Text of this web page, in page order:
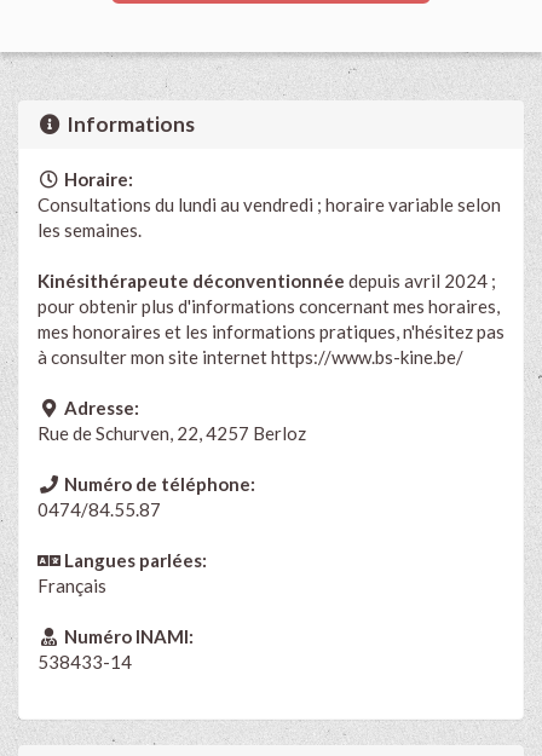
Informations
Horaire:
Consultations du lundi au vendredi ; horaire variable selon
les semaines.
Kinésithérapeute déconventionnée depuis avril 2024 ;
pour obtenir plus d'informations concernant mes horaires,
mes honoraires et les informations pratiques, n'hésitez pas
à consulter mon site internethttps://www.bs-kine.be/
Adresse:
Rue de Schurven, 22, 4257 Berloz
Numéro de téléphone:
0474/84.55.87
Langues parlées:
Français
Numéro INAMI:
538433-14